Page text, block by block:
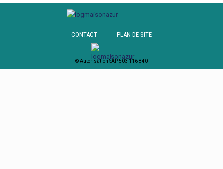
CONTACT PLAN DE SITE
© Autorisation SAP 503 116 840